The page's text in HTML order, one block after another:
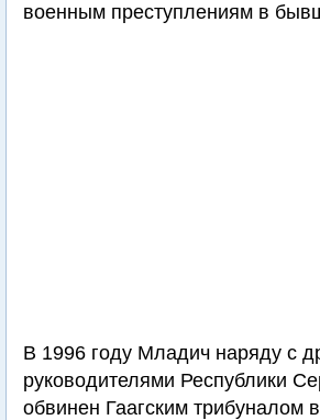
военным преступлениям в
В 1996 году Младич наряду с
руководителями Республики
обвинен Гаагским трибуналом